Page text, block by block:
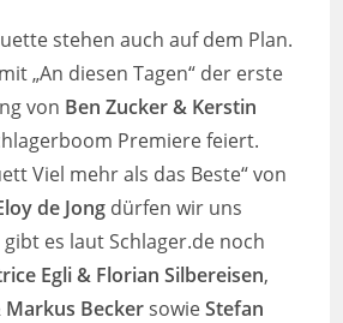
stehen auch auf dem Plan.
„An diesen Tagen“ der erste
von Ben Zucker & Kerstin
Premiere feiert.
Viel mehr als das Beste“ von
de Jong dürfen wir uns
es laut Schlager.de noch
Egli & Florian Silbereisen,
Markus BeckersowieStefan